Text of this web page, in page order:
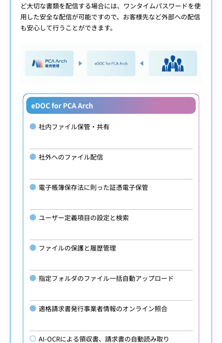
ど大切な書類を配信する場合には、ワンタイムパスワードを使
用した安全な配信が可能ですので、お客様先など外部への配信
も安心して行うことができます。
eDOC for PCA Arch
社内ファイル保管・共有
社外へのファイル配信
電子帳簿保存法に則った証憑電子保管
ユーザー定義項目の設定と検索
ファイルの保護と履歴管理
指定フォルダのファイル一括自動アップロード
適格請求書発行事業者情報のオンライン照合
AI-OCRによる領収書、請求書の自動読み取り